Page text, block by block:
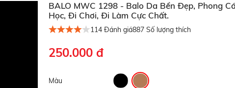
BALO MWC 1298 - Balo Da Bền Đẹp, Phong
Học, Đi Chơi, Đi Làm Cực Chất.
114 Đánh giá887 Số lượng thích
250.000 đ
Màu